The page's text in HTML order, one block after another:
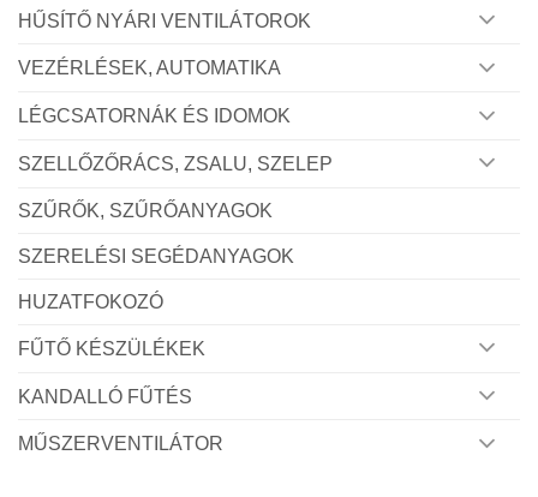
HŰSÍTŐ NYÁRI VENTILÁTOROK
VEZÉRLÉSEK, AUTOMATIKA
LÉGCSATORNÁK ÉS IDOMOK
SZELLŐZŐRÁCS, ZSALU, SZELEP
SZŰRŐK, SZŰRŐANYAGOK
SZERELÉSI SEGÉDANYAGOK
HUZATFOKOZÓ
FŰTŐ KÉSZÜLÉKEK
KANDALLÓ FŰTÉS
MŰSZERVENTILÁTOR